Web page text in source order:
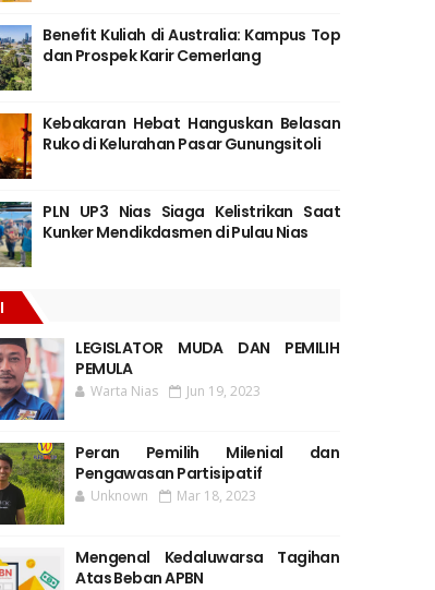
Benefit Kuliah di Australia: Kampus Top
dan Prospek Karir Cemerlang
Kebakaran Hebat Hanguskan Belasan
Ruko di Kelurahan Pasar Gunungsitoli
PLN UP3 Nias Siaga Kelistrikan Saat
Kunker Mendikdasmen di Pulau Nias
LEGISLATOR MUDA DAN PEMILIH
PEMULA
Warta Nias Jun 19, 2023
Peran Pemilih Milenial dan
Pengawasan Partisipatif
Unknown Mar 18, 2023
Mengenal Kedaluwarsa Tagihan
Atas Beban APBN